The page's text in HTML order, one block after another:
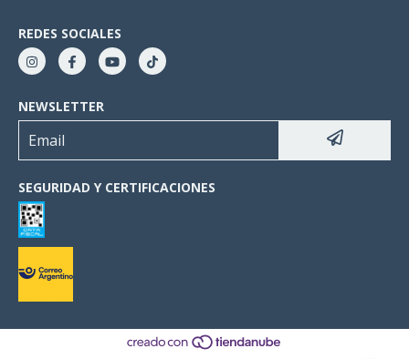
REDES SOCIALES
NEWSLETTER
SEGURIDAD Y CERTIFICACIONES